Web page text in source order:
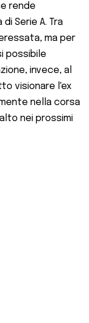
rende
Serie A. Tra
ma per
possibile
invece, al
visionare l'ex
nella corsa
nei prossimi